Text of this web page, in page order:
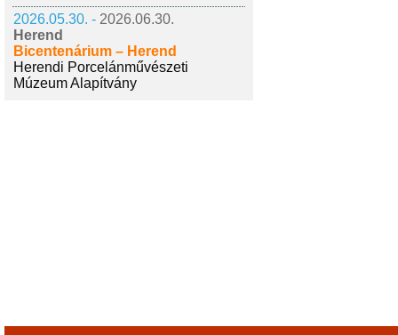
2026.05.30. - 2026.06.30.
Herend
Bicentenárium – Herend
Herendi Porcelánművészeti
Múzeum Alapítvány